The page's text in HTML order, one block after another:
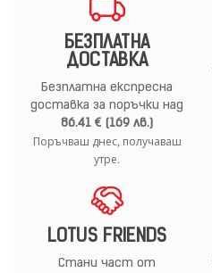
БЕЗПЛАТНА
ДОСТАВКА
Безплатна експресна
доставка за поръчки над
86.41 € (169 лв.)
Поръчваш днес, получаваш
утре.
LOTUS FRIENDS
Стани част от